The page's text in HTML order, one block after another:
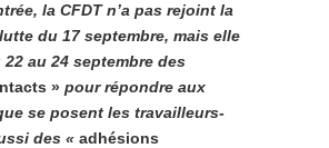
la CFDT n’a pas rejoint la
du 17 septembre, mais elle
au 24 septembre des
» pour répondre aux
se posent les travailleurs-
des « adhésions